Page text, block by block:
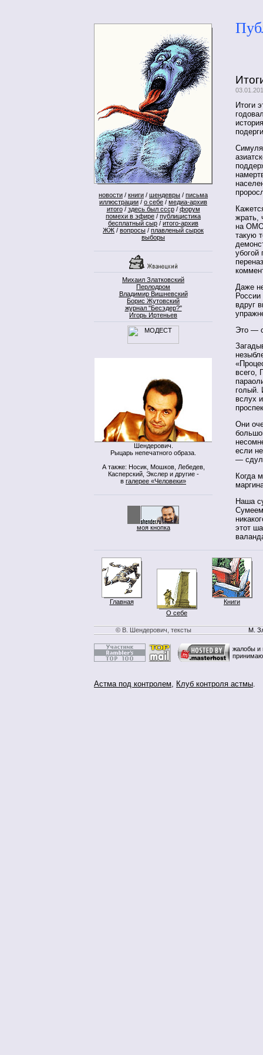
новости / книги / шендевры / письма
иллюстрации / о себе / медиа-архив
итого/ здесь был ссср/ форум
помехи в эфире / публицистика
бесплатный сыр / итого-архив
ЖЖ / вопросы / плавленый сырок
выборы
Михаил Златковский
Перлодром
Владимир Вишневский
Борис Жутовский
журнал "Бесэдер?"
Игорь Иртеньев
Шендерович.
Рыцарь непечатного образа.
А также: Носик, Мошков, Лебедев,
Касперский, Экслер и другие -
в галерее «Человеки»
моя кнопка
Итоги
жрать,
на
такую
убогой
Даже
вдруг
Это —
всего,
голый.
вслух
Они
если
—
Когда
Наша
этот
Главная
О себе
Книги
© В. Шендерович, тексты М.
жалобы и
Астма под контролем, Клуб контроля астмы.